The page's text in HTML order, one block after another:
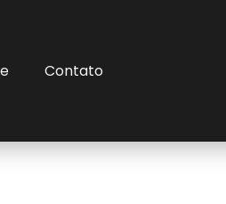
Contato